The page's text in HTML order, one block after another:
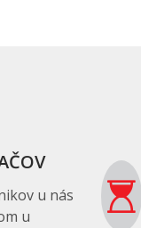
u nás
u